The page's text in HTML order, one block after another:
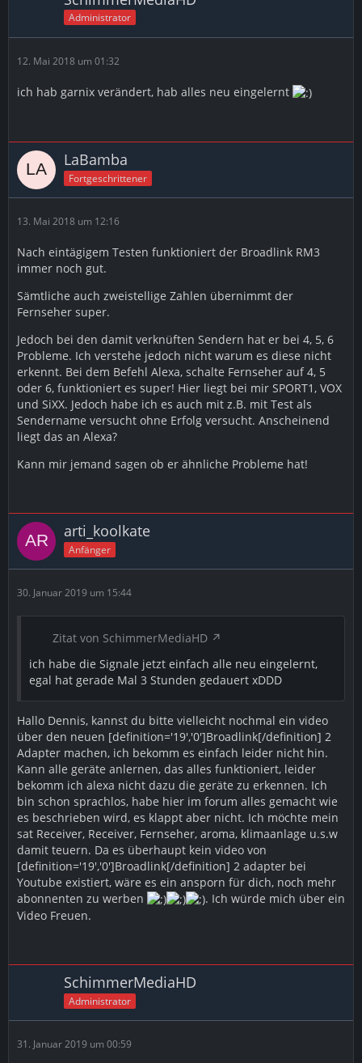
Administrator
12. Mai 2018 um 01:32
ich hab garnix verändert, hab alles neu eingelernt
LaBamba
Fortgeschrittener
13. Mai 2018 um 12:16
Nach eintägigem Testen funktioniert der Broadlink RM3
immer noch gut.
Sämtliche auch zweistellige Zahlen übernimmt der
Fernseher super.
Jedoch bei den damit verknüften Sendern hat er bei 4, 5, 6
Probleme. Ich verstehe jedoch nicht warum es diese nicht
erkennt. Bei dem Befehl Alexa, schalte Fernseher auf 4, 5
oder 6, funktioniert es super! Hier liegt bei mir SPORT1, VOX
und SiXX. Jedoch habe ich es auch mit z.B. mit Test als
Sendername versucht ohne Erfolg versucht. Anscheinend
liegt das an Alexa?
Kann mir jemand sagen ob er ähnliche Probleme hat!
arti_koolkate
Anfänger
30. Januar 2019 um 15:44
Zitat von SchimmerMediaHD
ich habe die Signale jetzt einfach alle neu eingelernt,
egal hat gerade Mal 3 Stunden gedauert xDDD
Hallo Dennis, kannst du bitte vielleicht nochmal ein video
über den neuen [definition='19','0']Broadlink[/definition] 2
Adapter machen, ich bekomm es einfach leider nicht hin.
Kann alle geräte anlernen, das alles funktioniert, leider
bekomm ich alexa nicht dazu die geräte zu erkennen. Ich
bin schon sprachlos, habe hier im forum alles gemacht wie
es beschrieben wird, es klappt aber nicht. Ich möchte mein
sat Receiver, Receiver, Fernseher, aroma, klimaanlage u.s.w
damit teuern. Da es überhaupt kein video von
[definition='19','0']Broadlink[/definition] 2 adapter bei
Youtube existiert, wäre es ein ansporn für dich, noch mehr
abonnenten zu werben
. Ich würde mich über ein
Video Freuen.
SchimmerMediaHD
Administrator
31. Januar 2019 um 00:59